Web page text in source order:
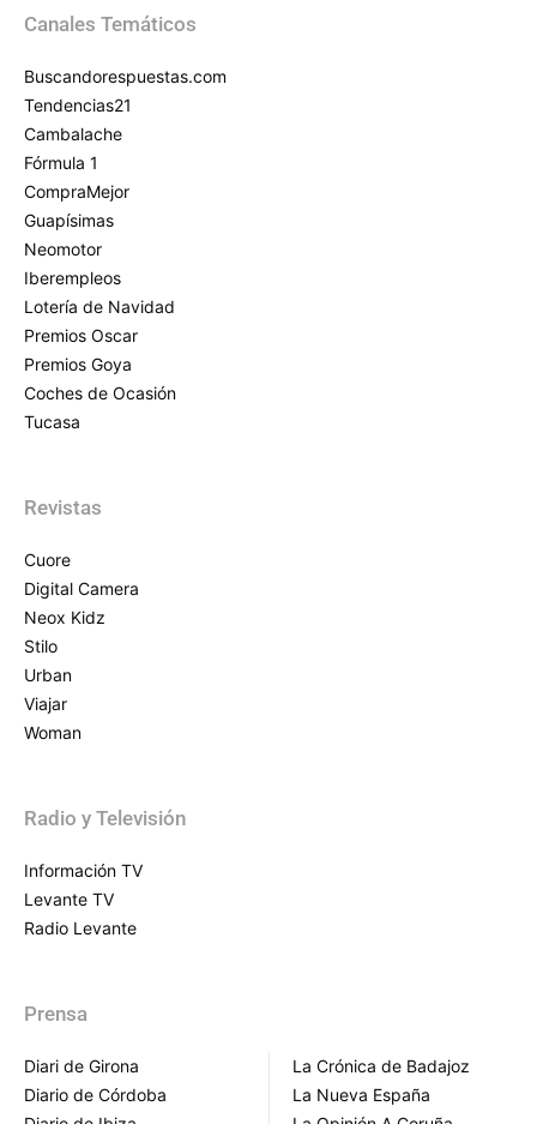
Canales Temáticos
Buscandorespuestas.com
Tendencias21
Cambalache
Fórmula 1
CompraMejor
Guapísimas
Neomotor
Iberempleos
Lotería de Navidad
Premios Oscar
Premios Goya
Coches de Ocasión
Tucasa
Revistas
Cuore
Digital Camera
Neox Kidz
Stilo
Urban
Viajar
Woman
Radio y Televisión
Información TV
Levante TV
Radio Levante
Prensa
Diari de Girona
Diario de Córdoba
La Crónica de Badajoz
La Nueva España